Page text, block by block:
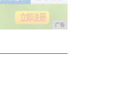
广告